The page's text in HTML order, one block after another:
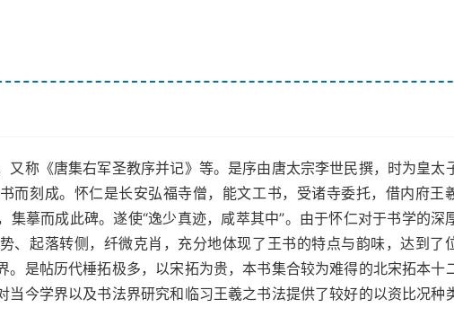
又称《唐集右军圣教序并记》等。是序由唐太宗李世民撰，时为皇太
而刻成。怀仁是长安弘福寺僧，能文工书，受诸寺委托，借内府王
集摹而成此碑。遂使“逸少真迹，咸萃其中”。由于怀仁对于书学的深
、起落转侧，纤微克肖，充分地体现了王书的特点与韵味，达到了
是帖历代棰拓极多，以宋拓为贵，本书集合较为难得的北宋拓本十
当今学界以及书法界研究和临习王羲之书法提供了较好的以资比况种